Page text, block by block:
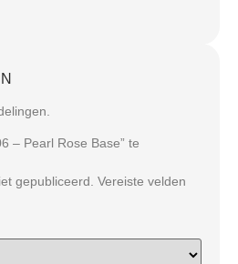
– Pearl Rose Base” te
gepubliceerd. Vereiste velden